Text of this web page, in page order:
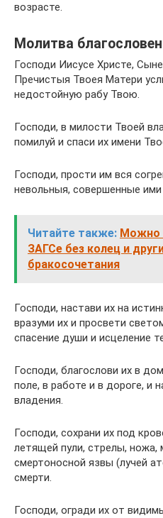
возрасте.
Молитва
Господи Иисусе Христе,
Пречистыя Твоея Матери
недостойную рабу Твою.
Господи, в милости Твоей
помилуй и спаси их имени
Господи, прости им вся
невольныя, совершенные
Читайте также: Можно
ЗАГСе без колец и
бракосочетания
Господи, настави их на
вразуми их и просвети
спасение души и исцеление
Господи, благослови их в
поле, в работе и в дороге, и
владения.
Господи, сохрани их под
летящей пули, стрелы, ножа,
смертоносной язвы (лучей
смерти.
Господи, огради их от